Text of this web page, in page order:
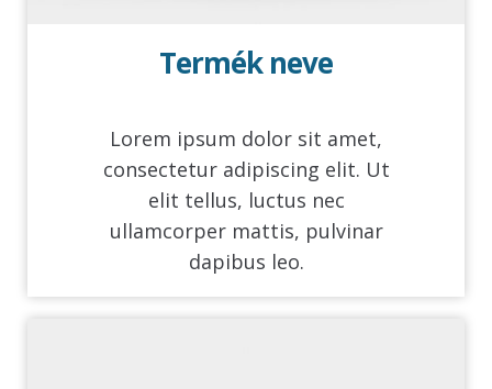
Termék neve
Lorem ipsum dolor sit amet,
consectetur adipiscing elit. Ut
elit tellus, luctus nec
ullamcorper mattis, pulvinar
dapibus leo.